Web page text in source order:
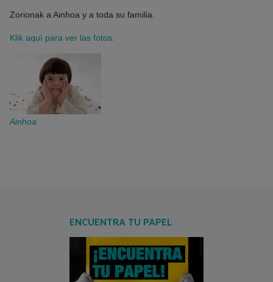
Zorionak a Ainhoa y a toda su familia.
Klik aquí para ver las fotos.
Ainhoa
ENCUENTRA TU PAPEL